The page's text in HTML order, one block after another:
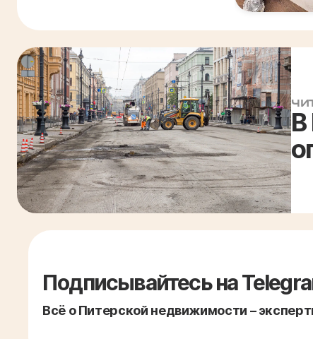
В
Подписывайтесь на
Всё о Питерской недвижимости –